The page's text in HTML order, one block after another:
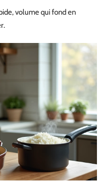
volume qui fond en